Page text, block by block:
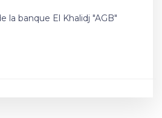
la banque El Khalidj "AGB"